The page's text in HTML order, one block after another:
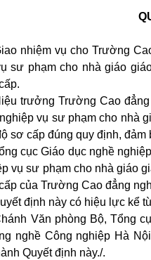
nhiệm vụ cho Trường
sư phạm cho nhà giáo
trưởng Trường Cao
vụ sư phạm cho nhà
sơ cấp đúng quy định,
cục Giáo dục nghề
vụ sư phạm cho nhà giáo
của Trường Cao đẳng
định này có hiệu lực kể
Văn phòng Bộ, Tổng
nghề Công nghiệp Hà
Quyết định này./.